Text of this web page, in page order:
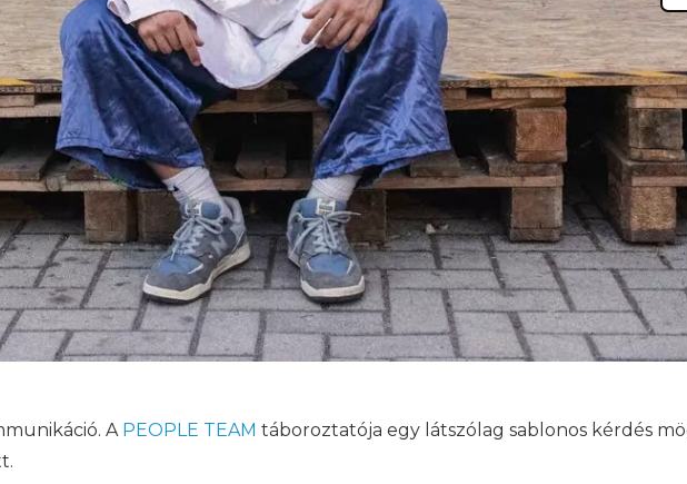
A PEOPLE TEAM táboroztatója egy látszólag sablonos kérdés